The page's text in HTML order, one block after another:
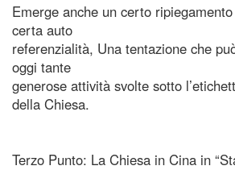
Emerge anche un certo
certa auto
referenzialità, Una tentazione che
oggi tante
generose attività svolte sotto
della Chiesa.
Terzo Punto: La Chiesa in Cina in